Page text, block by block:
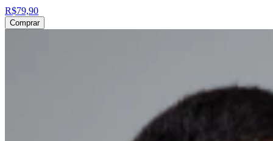
R$79,90
Comprar